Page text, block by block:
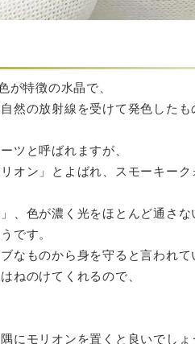
が特徴の水晶で、
然の放射線を受けて発色したも
ツと呼ばれますが、
オン」とよばれ、スモーキーク
、色が濃く光をほとんど通さな
です。
なものから身を守ると言われて
ねのけてくれるので、
にモリオンを置くと良いでしょ